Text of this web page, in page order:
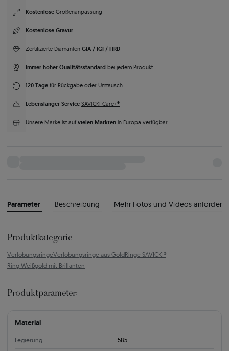
Kostenlose Größenanpassung
Kostenlose Gravur
Zertifizierte Diamanten GIA / IGI / HRD
Immer hoher Qualitätsstandard bei jedem Produkt
120 Tage für Rückgabe oder Umtausch
Lebenslanger Service SAVICKI Care+®
Unsere Marke ist auf vielen Märkten in Europa verfügbar
Parameter Beschreibung Mehr Fotos und Videos anfordern
Produktkategorie
VerlobungsringeVerlobungsringe aus GoldRinge SAVICKI®
Ring Weißgold mit Brillanten
Produktparameter:
Material
Legierung 585